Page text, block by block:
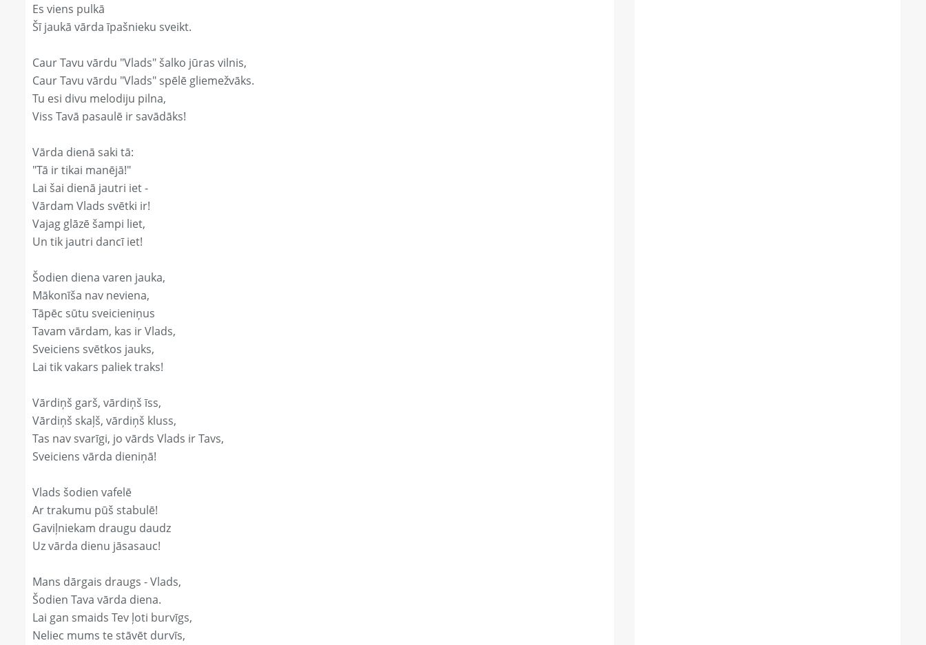
Es viens pulkā
Šī jaukā vārda īpašnieku sveikt.
Caur Tavu vārdu "Vlads" šalko jūras vilnis,
Caur Tavu vārdu "Vlads" spēlē gliemežvāks.
Tu esi divu melodiju pilna,
Viss Tavā pasaulē ir savādāks!
Vārda dienā saki tā:
"Tā ir tikai manējā!"
Lai šai dienā jautri iet -
Vārdam Vlads svētki ir!
Vajag glāzē šampi liet,
Un tik jautri dancī iet!
Šodien diena varen jauka,
Mākonīša nav neviena,
Tāpēc sūtu sveicieniņus
Tavam vārdam, kas ir Vlads,
Sveiciens svētkos jauks,
Lai tik vakars paliek traks!
Vārdiņš garš, vārdiņš īss,
Vārdiņš skaļš, vārdiņš kluss,
Tas nav svarīgi, jo vārds Vlads ir Tavs,
Sveiciens vārda dieniņā!
Vlads šodien vafelē
Ar trakumu pūš stabulē!
Gaviļniekam draugu daudz
Uz vārda dienu jāsasauc!
Mans dārgais draugs - Vlads,
Šodien Tava vārda diena.
Lai gan smaids Tev ļoti burvīgs,
Neliec mums te stāvēt durvīs,